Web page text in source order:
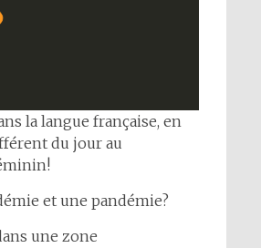
la langue française, en
du jour au
et une pandémie?
une zone